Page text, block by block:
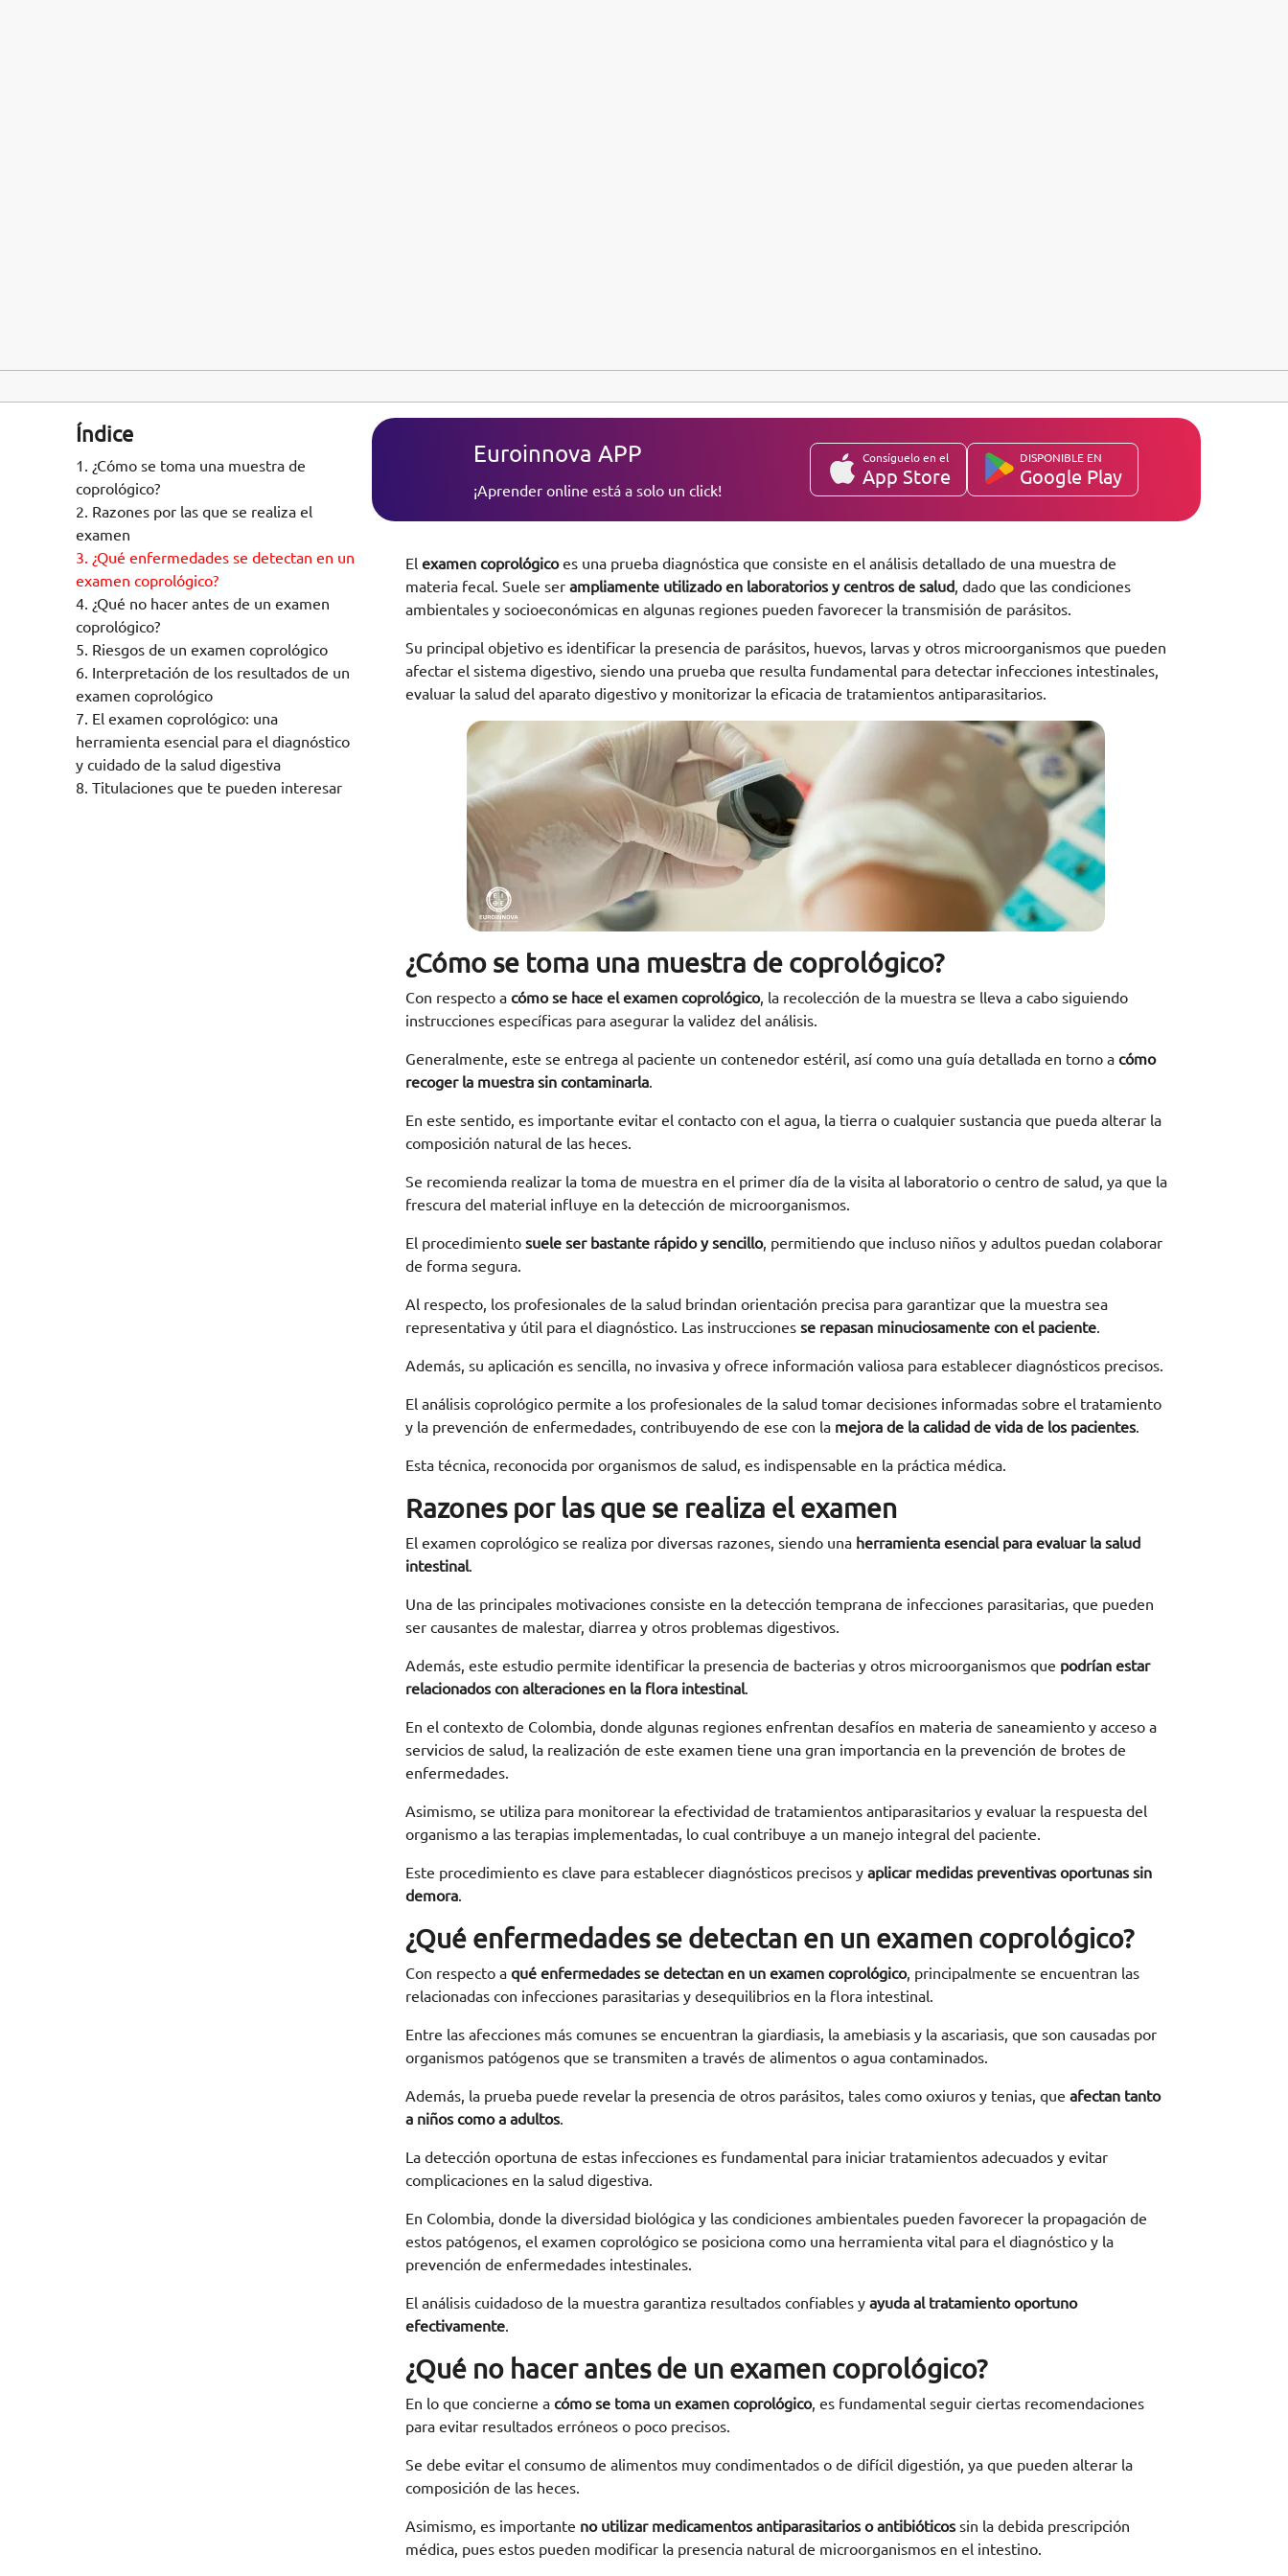
Índice
1. ¿Cómo se toma una muestra de
coprológico?
2. Razones por las que se realiza el
examen
3. ¿Qué enfermedades se detectan en un
examen coprológico?
4. ¿Qué no hacer antes de un examen
coprológico?
5. Riesgos de un examen coprológico
6. Interpretación de los resultados de un
examen coprológico
7. El examen coprológico: una
herramienta esencial para el diagnóstico
y cuidado de la salud digestiva
8. Titulaciones que te pueden interesar
Euroinnova APP
¡Aprender online está a solo un click!
Consíguelo en el
App Store
DISPONIBLE EN
Google Play
El examen coprológicoes una prueba diagnóstica que consiste en el análisis detallado de una muestra de
materia fecal. Suele ser ampliamente utilizado en laboratorios y centros de salud, dado que las condiciones
ambientales y socioeconómicas en algunas regiones pueden favorecer la transmisión de parásitos.
Su principal objetivo es identificar la presencia de parásitos, huevos, larvas y otros microorganismos que pueden
afectar el sistema digestivo, siendo una prueba que resulta fundamental para detectar infecciones intestinales,
evaluar la salud del aparato digestivo y monitorizar la eficacia de tratamientos antiparasitarios.
¿Cómo se toma una muestra de coprológico?
Con respecto a cómo se hace el examen coprológico, la recolección de la muestra se lleva a cabo siguiendo
instrucciones específicas para asegurar la validez del análisis.
Generalmente, este se entrega al paciente un contenedor estéril, así como una guía detallada en torno a cómo
recoger la muestra sin contaminarla.
En este sentido, es importante evitar el contacto con el agua, la tierra o cualquier sustancia que pueda alterar la
composición natural de las heces.
Se recomienda realizar la toma de muestra en el primer día de la visita al laboratorio o centro de salud, ya que la
frescura del material influye en la detección de microorganismos.
El procedimiento suele ser bastante rápido y sencillo, permitiendo que incluso niños y adultos puedan colaborar
de forma segura.
Al respecto, los profesionales de la salud brindan orientación precisa para garantizar que la muestra sea
representativa y útil para el diagnóstico. Las instrucciones se repasan minuciosamente con el paciente.
Además, su aplicación es sencilla, no invasiva y ofrece información valiosa para establecer diagnósticos precisos.
El análisis coprológico permite a los profesionales de la salud tomar decisiones informadas sobre el tratamiento
y la prevención de enfermedades, contribuyendo de ese con la mejora de la calidad de vida de los pacientes.
Esta técnica, reconocida por organismos de salud, es indispensable en la práctica médica.
Razones por las que se realiza el examen
El examen coprológico se realiza por diversas razones, siendo una herramienta esencial para evaluar la salud
intestinal.
Una de las principales motivaciones consiste en la detección temprana de infecciones parasitarias, que pueden
ser causantes de malestar, diarrea y otros problemas digestivos.
Además, este estudio permite identificar la presencia de bacterias y otros microorganismos que podrían estar
relacionados con alteraciones en la flora intestinal.
En el contexto de Colombia, donde algunas regiones enfrentan desafíos en materia de saneamiento y acceso a
servicios de salud, la realización de este examen tiene una gran importancia en la prevención de brotes de
enfermedades.
Asimismo, se utiliza para monitorear la efectividad de tratamientos antiparasitarios y evaluar la respuesta del
organismo a las terapias implementadas, lo cual contribuye a un manejo integral del paciente.
Este procedimiento es clave para establecer diagnósticos precisos y aplicar medidas preventivas oportunas sin
demora.
¿Qué enfermedades se detectan en un examen coprológico?
Con respecto a qué enfermedades se detectan en un examen coprológico, principalmente se encuentran las
relacionadas con infecciones parasitarias y desequilibrios en la flora intestinal.
Entre las afecciones más comunes se encuentran la giardiasis, la amebiasis y la ascariasis, que son causadas por
organismos patógenos que se transmiten a través de alimentos o agua contaminados.
Además, la prueba puede revelar la presencia de otros parásitos, tales como oxiuros y tenias, que afectan tanto
a niños como a adultos.
La detección oportuna de estas infecciones es fundamental para iniciar tratamientos adecuados y evitar
complicaciones en la salud digestiva.
En Colombia, donde la diversidad biológica y las condiciones ambientales pueden favorecer la propagación de
estos patógenos, el examen coprológico se posiciona como una herramienta vital para el diagnóstico y la
prevención de enfermedades intestinales.
El análisis cuidadoso de la muestra garantiza resultados confiables y ayuda al tratamiento oportuno
efectivamente.
¿Qué no hacer antes de un examen coprológico?
En lo que concierne a cómo se toma un examen coprológico, es fundamental seguir ciertas recomendaciones
para evitar resultados erróneos o poco precisos.
Se debe evitar el consumo de alimentos muy condimentados o de difícil digestión, ya que pueden alterar la
composición de las heces.
Asimismo, es importante no utilizar medicamentos antiparasitarios o antibióticossin la debida prescripción
médica, pues estos pueden modificar la presencia natural de microorganismos en el intestino.